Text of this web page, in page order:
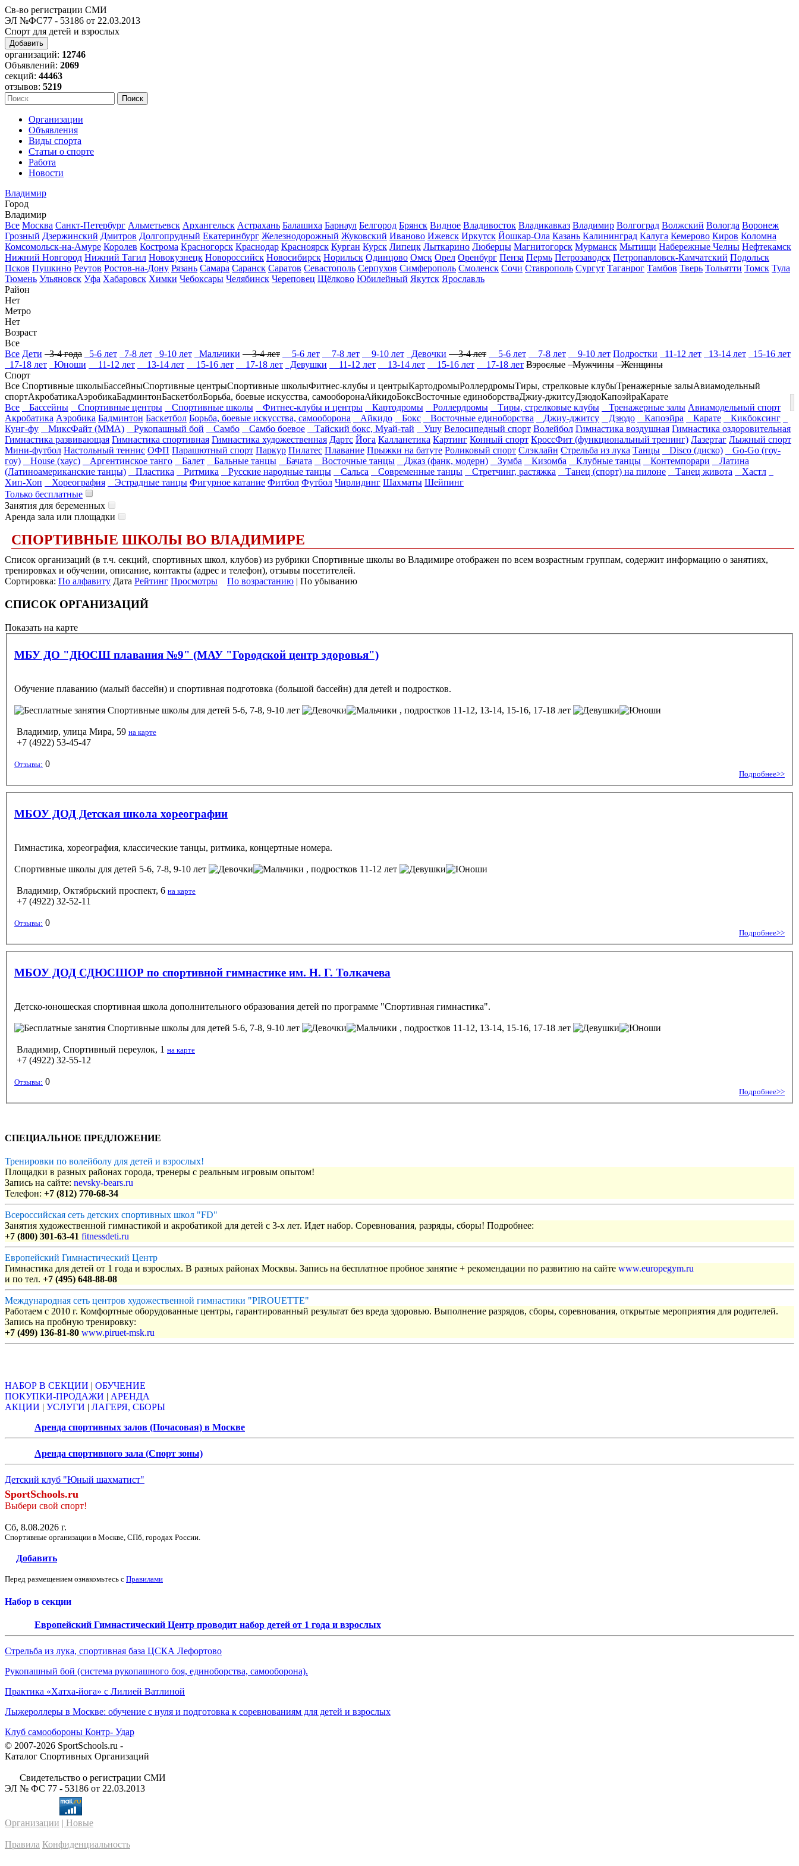
Св-во регистрации СМИ
ЭЛ №ФС77 - 53186 от 22.03.2013
Спорт для детей и взрослых
Добавить
организаций: 12746
Объявлений: 2069
секций: 44463
отзывов: 5219
Организации
Объявления
Виды спорта
Статьи о спорте
Работа
Новости
Владимир
Город
Владимир
Все Москва Санкт-Петербург Альметьевск Архангельск Астрахань Балашиха Барнаул Белгород Брянск Видное Владивосток Владикавказ Владимир Волгоград Волжский Вологда Воронеж
Грозный Дзержинский Дмитров Долгопрудный Екатеринбург Железнодорожный Жуковский Иваново Ижевск Иркутск Йошкар-Ола Казань Калининград Калуга Кемерово Киров Коломна
Комсомольск-на-Амуре Королев Кострома Красногорск Краснодар Красноярск Курган Курск Липецк Лыткарино Люберцы Магнитогорск Мурманск Мытищи Набережные Челны Нефтекамск
Нижний Новгород Нижний Тагил Новокузнецк Новороссийск Новосибирск Норильск Одинцово Омск Орел Оренбург Пенза Пермь Петрозаводск Петропавловск-Камчатский Подольск
Псков Пушкино Реутов Ростов-на-Дону Рязань Самара Саранск Саратов Севастополь Серпухов Симферополь Смоленск Сочи Ставрополь Сургут Таганрог Тамбов Тверь Тольятти Томск Тула
Тюмень Ульяновск Уфа Хабаровск Химки Чебоксары Челябинск Череповец Щёлково Юбилейный Якутск Ярославль
Район
Нет
Метро
Нет
Возраст
Все
Все Дети 3-4 года 5-6 лет 7-8 лет 9-10 лет Мальчики 3-4 лет 5-6 лет 7-8 лет 9-10 лет Девочки 3-4 лет 5-6 лет 7-8 лет 9-10 лет Подростки 11-12 лет 13-14 лет
15-16 лет
17-18 лет
Юноши 11-12 лет 13-14 лет 15-16 лет 17-18 лет Девушки 11-12 лет 13-14 лет 15-16 лет 17-18 лет Взрослые Мужчины Женщины
Спорт
Все Спортивные школыБассейныСпортивные центрыСпортивные школыФитнес-клубы и центрыКартодромыРоллердромыТиры, стрелковые клубыТренажерные залыАвиамодельный
спортАкробатикаАэробикаБадминтонБаскетболБорьба, боевые искусства, самооборонаАйкидоБоксВосточные единоборстваДжиу-джитсуДзюдоКапоэйраКарате
Все
Бассейны Спортивные центры Спортивные школы Фитнес-клубы и центры Картодромы Роллердромы Тиры, стрелковые клубы Тренажерные залы Авиамодельный спорт
Акробатика Аэробика Бадминтон Баскетбол Борьба, боевые искусства, самооборона Айкидо Бокс Восточные единоборства Джиу-джитсу Дзюдо Капоэйра Карате
Кикбоксинг
Кунг-фу
МиксФайт (ММА) Рукопашный бой Самбо Самбо боевое Тайский бокс, Муай-тай Ушу Велосипедный спорт Волейбол Гимнастика воздушная Гимнастика оздоровительная
Гимнастика развивающая Гимнастика спортивная Гимнастика художественная Дартс Йога Калланетика Картинг Конный спорт КроссФит (функциональный тренинг) Лазертаг Лыжный спорт
Мини-футбол Настольный теннис ОФП Парашютный спорт Паркур Пилатес Плавание Прыжки на батуте Роликовый спорт Слэклайн Стрельба из лука Танцы Disco (диско)
Go-Go (гоу-
гоу)
House (хаус) Аргентинское танго Балет Бальные танцы Бачата Восточные танцы Джаз (фанк, модерн) Зумба Кизомба Клубные танцы Контемпорари
Латина
(Латиноамериканские танцы)
Пластика Ритмика Русские народные танцы Сальса Современные танцы Стретчинг, растяжка Танец (спорт) на пилоне Танец живота
Хастл
Хип-Хоп
Хореография Эстрадные танцы Фигурное катание Фитбол Футбол Чирлидинг Шахматы Шейпинг
Только бесплатные
Занятия для беременных
Аренда зала или площадки
СПОРТИВНЫЕ ШКОЛЫ ВО ВЛАДИМИРЕ
Список организаций (в т.ч. секций, спортивных школ, клубов) из рубрики Спортивные школы во Владимире отображен по всем возрастным группам, содержит информацию о занятиях,
тренировках и обучении, описание, контакты (адрес и телефон), отзывы посетителей.
Сортировка: По алфавиту Дата Рейтинг Просмотры По возрастанию | По убыванию
СПИСОК ОРГАНИЗАЦИЙ
Показать на карте
МБУ ДО "ДЮСШ плавания №9" (МАУ "Городской центр здоровья")
Обучение плаванию (малый бассейн) и спортивная подготовка (большой бассейн) для детей и подростков.
Спортивные школы для детей 5-6, 7-8, 9-10 лет , подростков 11-12, 13-14, 15-16, 17-18 лет
Владимир, улица Мира, 59 на карте
+7 (4922) 53-45-47
Отзывы: 0
Подробнее>>
МБОУ ДОД Детская школа хореографии
Гимнастика, хореография, классические танцы, ритмика, концертные номера.
Спортивные школы для детей 5-6, 7-8, 9-10 лет , подростков 11-12 лет
Владимир, Октябрьский проспект, 6 на карте
+7 (4922) 32-52-11
Отзывы: 0
Подробнее>>
МБОУ ДОД СДЮСШОР по спортивной гимнастике им. Н. Г. Толкачева
Детско-юношеская спортивная школа дополнительного образования детей по программе "Спортивная гимнастика".
Спортивные школы для детей 5-6, 7-8, 9-10 лет , подростков 11-12, 13-14, 15-16, 17-18 лет
Владимир, Спортивный переулок, 1 на карте
+7 (4922) 32-55-12
Отзывы: 0
Подробнее>>
СПЕЦИАЛЬНОЕ ПРЕДЛОЖЕНИЕ
Тренировки по волейболу для детей и взрослых!
Площадки в разных районах города, тренеры с реальным игровым опытом!
Запись на сайте: nevsky-bears.ru
Телефон: +7 (812) 770-68-34
Всероссийская сеть детских спортивных школ "FD"
Занятия художественной гимнастикой и акробатикой для детей с 3-х лет. Идет набор. Соревнования, разряды, сборы! Подробнее:
+7 (800) 301-63-41 fitnessdeti.ru
Европейский Гимнастический Центр
Гимнастика для детей от 1 года и взрослых. В разных районах Москвы. Запись на бесплатное пробное занятие + рекомендации по развитию на сайте www.europegym.ru
и по тел. +7 (495) 648-88-08
Международная сеть центров художественной гимнастики "PIROUETTE"
Работаем с 2010 г. Комфортные оборудованные центры, гарантированный результат без вреда здоровью. Выполнение разрядов, сборы, соревнования, открытые мероприятия для родителей.
Запись на пробную тренировку:
+7 (499) 136-81-80 www.piruet-msk.ru
НАБОР В СЕКЦИИ | ОБУЧЕНИЕ
ПОКУПКИ-ПРОДАЖИ | АРЕНДА
АКЦИИ | УСЛУГИ | ЛАГЕРЯ, СБОРЫ
Аренда спортивных залов (Почасовая) в Москве
Аренда спортивного зала (Спорт зоны)
Детский клуб "Юный шахматист"
SportSchools.ru
Выбери свой спорт!
Сб, 8.08.2026 г.
Спортивные организации в Москве, СПб, городах России.
Добавить
Перед размещением ознакомьтесь с Правилами
Набор в секции
Европейский Гимнастический Центр проводит набор детей от 1 года и взрослых
Стрельба из лука, спортивная база ЦСКА Лефортово
Рукопашный бой (система рукопашного боя, единоборства, самооборона).
Практика «Хатха-йога» с Лилией Ватлиной
Лыжероллеры в Москве: обучение с нуля и подготовка к соревнованиям для детей и взрослых
Клуб самообороны Контр- Удар
© 2007-2026 SportSchools.ru -
Каталог Спортивных Организаций
Свидетельство о регистрации СМИ
ЭЛ № ФС 77 - 53186 от 22.03.2013
Организации | Новые
Правила Конфиденциальность